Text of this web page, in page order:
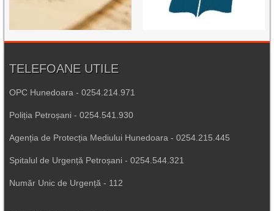
TELEFOANE UTILE
OPC Hunedoara - 0254.214.971
Poliția Petroșani - 0254.541.930
Agenția de Protecția Mediului Hunedoara - 0254.215.445
Spitalul de Urgență Petroșani - 0254.544.321
Număr Unic de Urgență - 112